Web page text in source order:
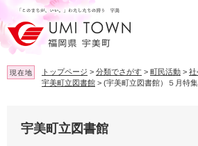
ー
ジ
の
先
頭
ニ
ュ
ー
を
飛
背景色変更
現在地 トップページ > 分類でさがす > 町民活動 > 社
宇美町立図書館 > (宇美町立図書館）５月特
宇美町立図書館